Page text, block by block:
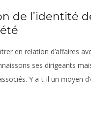
de l’identité
en relation d’affaires
ses dirigeants
Y a-t-il un moyen